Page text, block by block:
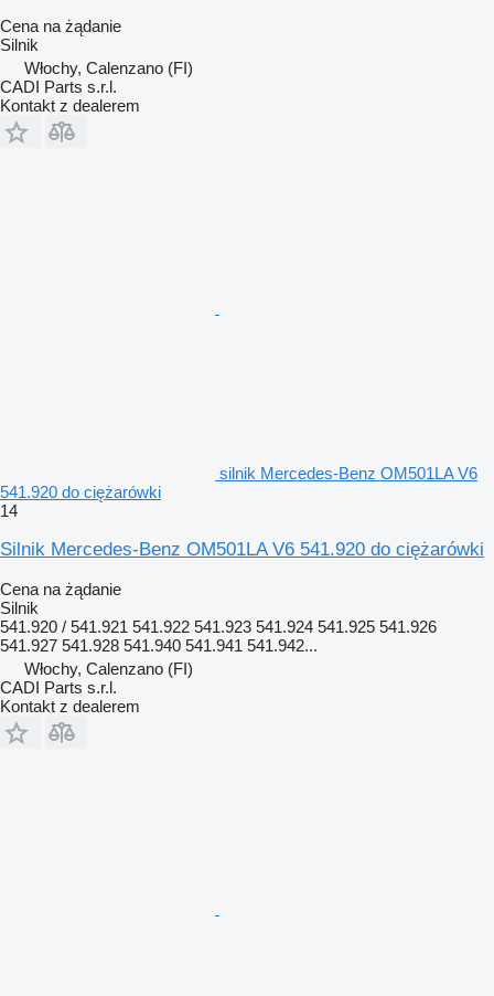
Cena na żądanie
Silnik
Włochy, Calenzano (FI)
CADI Parts s.r.l.
Kontakt z dealerem
silnik Mercedes-Benz OM501LA V6
541.920 do ciężarówki
14
Silnik Mercedes-Benz OM501LA V6 541.920 do ciężarówki
Cena na żądanie
Silnik
541.920 / 541.921 541.922 541.923 541.924 541.925 541.926
541.927 541.928 541.940 541.941 541.942...
Włochy, Calenzano (FI)
CADI Parts s.r.l.
Kontakt z dealerem